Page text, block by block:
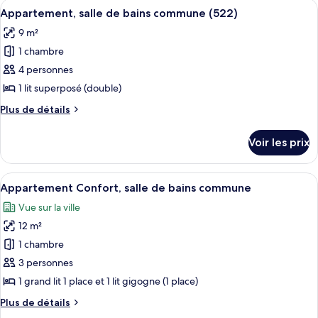
de
bains
privée
((630)
Private
Room)
de
chambre
Chambre,
salle
de
bains
privée
Private
Afficher
toutes
les
photos
pour
ce
type
de
Appartement,
salle
de
bains
commune
(522)
Un lit superposé avec une literie à
2
Appartement, salle de bains commune (522)
9 m²
1 chambre
4 personnes
1 lit superposé (double)
Plus de détails
Plus
le
type
de
chambre
Appartement,
salle
de
bains
commune
(522)
Voir les prix
Afficher
toutes
les
photos
pour
ce
type
chambre :
Une pièce avec un mur en briques,
7
Appartement Confort, salle de bains commune
Vue sur la ville
12 m²
1 chambre
3 personnes
1 grand lit 1 place et 1 lit gigogne (1 place)
Plus de détails
Plus